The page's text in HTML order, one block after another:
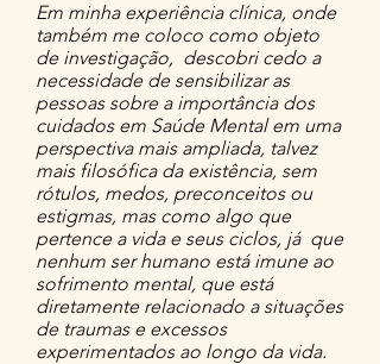
Em minha experiência clínica, onde
também me coloco como objeto
de investigação, descobri cedo a
necessidade de sensibilizar as
pessoas sobre a importância dos
cuidados em Saúde Mental em uma
perspectiva mais ampliada, talvez
mais filosófica da existência, sem
rótulos, medos, preconceitos ou
estigmas, mas como algo que
pertence a vida e seus ciclos, já que
nenhum ser humano está imune ao
sofrimento mental, que está
diretamente relacionado a situações
de traumas e excessos
experimentados ao longo da vida.